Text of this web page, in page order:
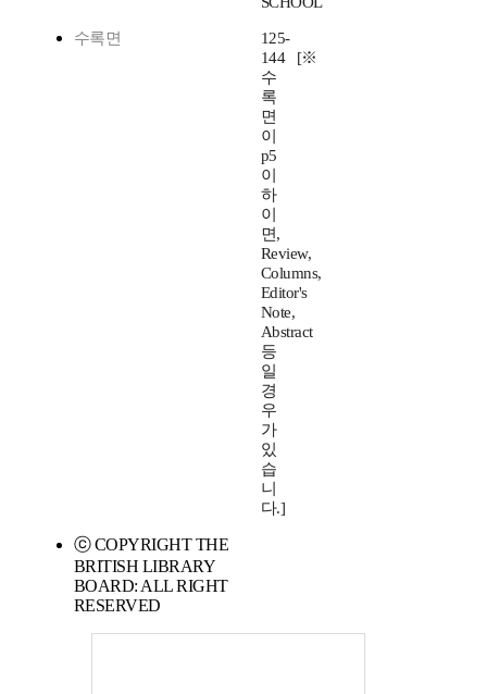
수록면
125-
144 [※
수
록
면
이
p5
이
하
이
면,
Review,
Columns,
Editor's
Note,
Abstract
등
일
경
우
가
있
습
니
다.]
ⓒ COPYRIGHT THE
BRITISH LIBRARY
BOARD: ALL RIGHT
RESERVED